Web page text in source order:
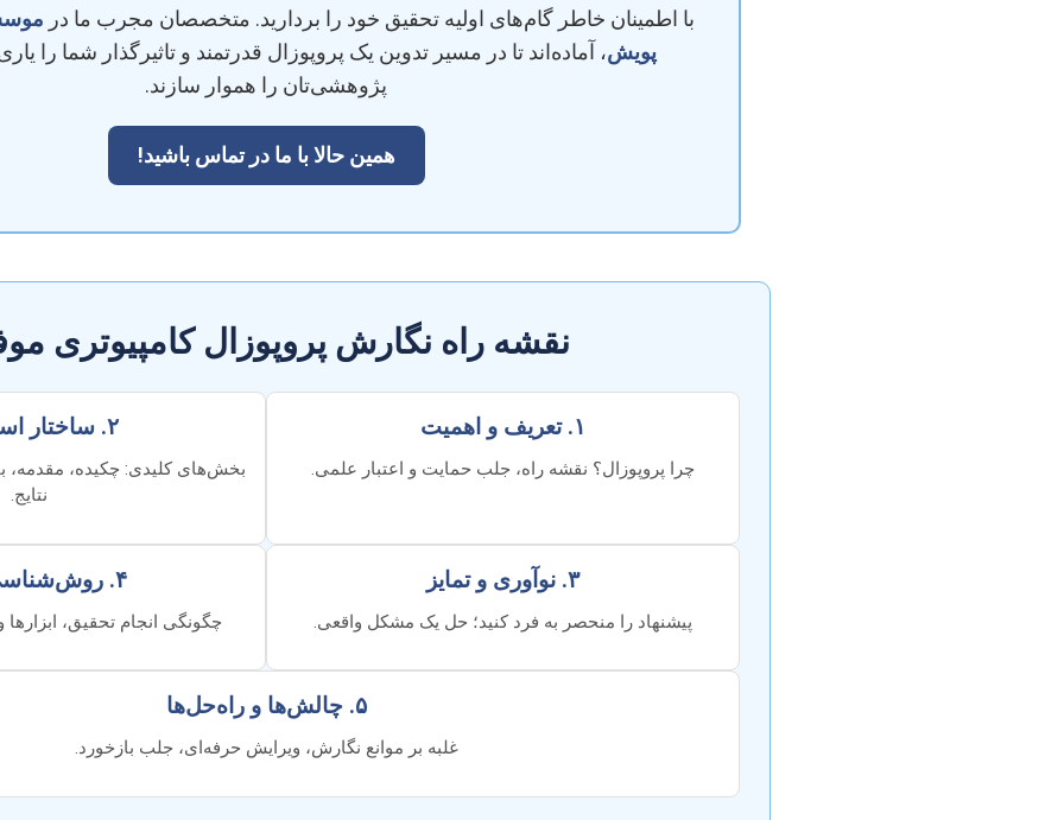
با اطمینان خاطر گام‌های اولیه تحقیق خود را بردارید. متخصصان مجرب ما در
پویش، آماده‌اند تا در مسیر تدوین یک پروپوزال قدرتمند و تاثیرگذار شما را
پژوهشی‌تان را هموار سازند.
همین حالا با ما در تماس باشید!
نقشه راه نگارش پروپوزال کامپیوتری
۱. تعریف و اهمیت
چرا پروپوزال؟ نقشه راه، جلب حمایت و اعتبار علمی.
۲. ساختار استاندارد
بخش‌های کلیدی: چکیده،
نتایج.
۳. نوآوری و تمایز
پیشنهاد را منحصر به فرد کنید؛ حل یک مشکل واقعی.
۴. روش‌شناسی دقیق
چگونگی انجام تحقیق،
۵. چالش‌ها و راه‌حل‌ها
غلبه بر موانع نگارش، ویرایش حرفه‌ای، جلب بازخورد.